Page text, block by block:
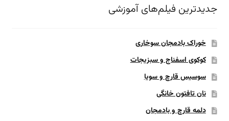
جدیدترین فیلم‌های آموزشی
خوراک بادمجان سوخاری
کوکوی اسفناج و سبزیجات
سوسیس قارچ و سویا
نان تافتون خانگی
دلمه قارچ و بادمجان